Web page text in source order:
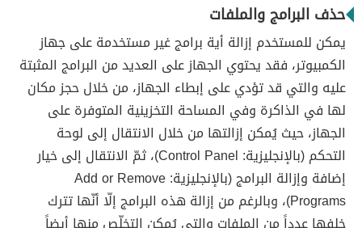
حذف البرامج والملفات
يمكن للمستخدم إزالة أية برامج غير مستخدمة على جهاز
الكمبيوتر، فقد يحتوي الجهاز على العديد من البرامج المثبتة
عليه والتي قد تؤدي على إبطاء الجهاز، من خلال حجز مكان
لها في الذاكرة وفي المساحة التخزينية المتوفرة على
الجهاز، حيث يُمكن إزالتها من خلال الانتقال إلى لوحة
التحكم (بالإنجليزية: Control Panel)، ثمّ الانتقال إلى خيار
إضافة وإزالة البرامج (بالإنجليزية: Add or Remove
Programs)، وبالرغم من إزالة هذه البرامج إلّا أنّها تترك